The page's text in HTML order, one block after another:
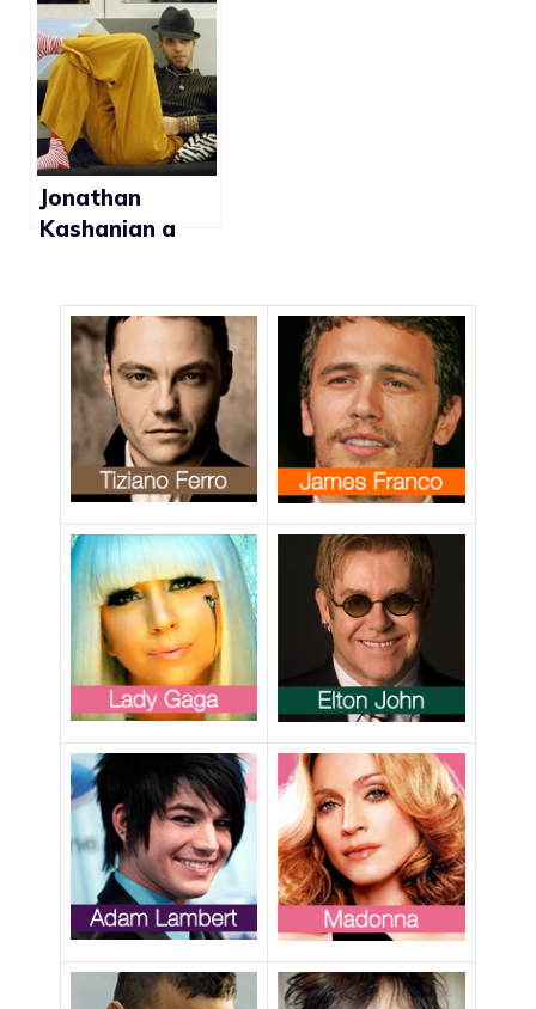
Barba non è
gay secondo il
fratello Elio
Jonathan
Kashanian a
l’amore vero
che sia uomo o
donna”